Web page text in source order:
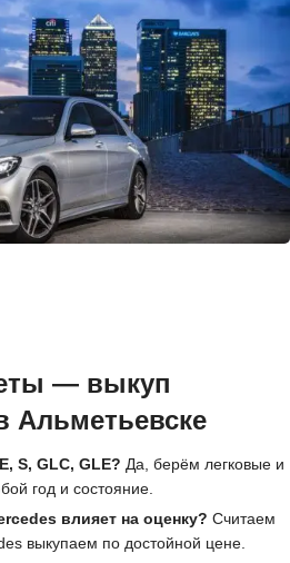
— выкуп
Альметьевске
S, GLC, GLE? Да, берём легковые и
год и состояние.
влияет на оценку? Считаем
выкупаем по достойной цене.